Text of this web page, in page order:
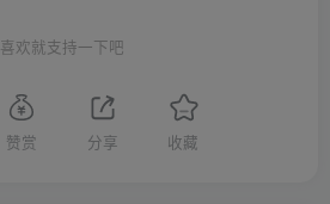
喜欢就支持一下吧
赞赏 分享 收藏